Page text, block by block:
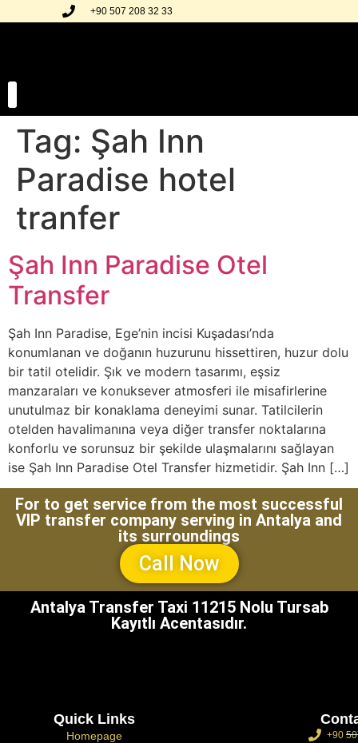
+90 507 208 32 33
Tag: Şah Inn
Paradise hotel
tranfer
Şah Inn Paradise Otel
Transfer
Şah Inn Paradise, Ege’nin incisi Kuşadası’nda
konumlanan ve doğanın huzurunu hissettiren, huzur dolu
bir tatil otelidir. Şık ve modern tasarımı, eşsiz
manzaraları ve konuksever atmosferi ile misafirlerine
unutulmaz bir konaklama deneyimi sunar. Tatilcilerin
otelden havalimanına veya diğer transfer noktalarına
konforlu ve sorunsuz bir şekilde ulaşmalarını sağlayan
ise Şah Inn Paradise Otel Transfer hizmetidir. Şah Inn […]
For to get service from the most successful
VIP transfer company serving in Antalya and
its surroundings
Call Now
Antalya Transfer Taxi 11215 Nolu Tursab
Kayıtlı Acentasıdır.
Quick Links
Homepage
+90